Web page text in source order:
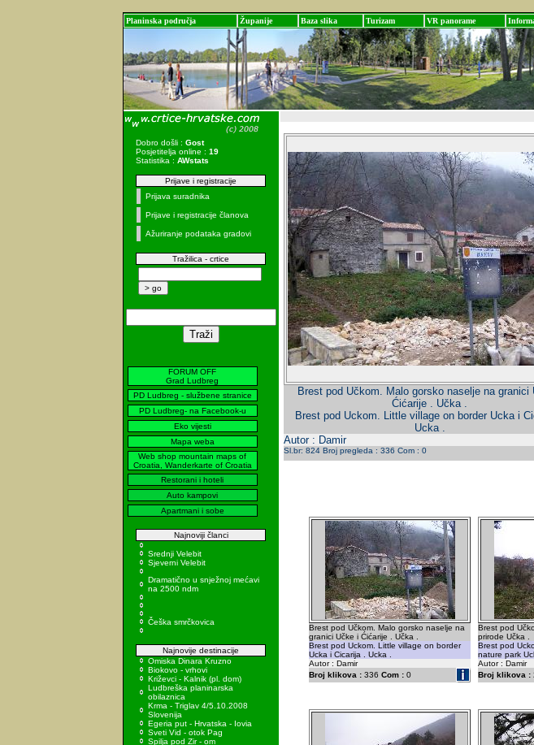
Planinska područja Županije Baza slika Turizam VR panorame
Dobro došli : Gost
Posjetitelja online : 19
Statistika : AWstats
Prijave i registracije
Prijava suradnika
Prijave i registracije članova
Ažuriranje podataka gradovi
Tražilica - crtice
FORUM OFF
Grad Ludbreg
PD Ludbreg - službene stranice
PD Ludbreg- na Facebook-u
Eko vijesti
Mapa weba
Web shop mountain maps of
Croatia, Wanderkarte of Croatia
Restorani i hoteli
Auto kampovi
Apartmani i sobe
Najnoviji članci
Srednji Velebit
Sjeverni Velebit
Dramatično u snježnoj mećavi
na 2500 ndm
Češka smrčkovica
Najnovije destinacije
Omiska Dinara Kruzno
Biokovo - vrhovi
Križevci - Kalnik (pl. dom)
Ludbreška planinarska
obilaznica
Krma - Triglav 4/5.10.2008
Slovenija
Egeria put - Hrvatska - Iovia
Sveti Vid - otok Pag
Spilja pod Zir - om
Brest pod Učkom. Malo gorsko naselje na granici
Ćićarije . Učka .
Brest pod Uckom. Little village on border Ucka i
Ucka .
Autor : Damir
Sl.br: 824 Broj pregleda : 336 Com : 0
Brest pod Učkom. Malo gorsko naselje na
granici Učke i Ćićarije . Učka .
Brest pod Uckom. Little village on border
Ucka i Cicarija . Ucka .
Autor : Damir
Broj klikova : 336 Com : 0
Brest pod
prirode Učka .
Brest pod
nature park
Autor : Damir
Broj klikova :